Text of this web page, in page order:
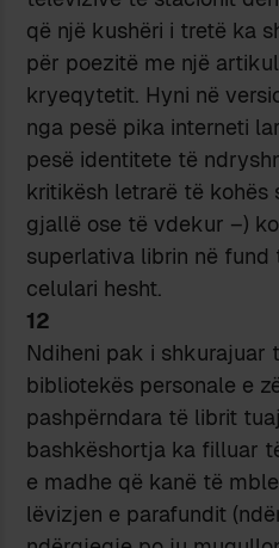
që një kushëri i tretë ka
për poezitë me një
kryeqytetit. Hyni në
nga pesë pika interneti
pesë identitete të
kritikësh letrarë të kohës
gjallë ose të vdekur –)
superlativa librin në
celulari hesht.
12
Ndiheni pak i shkurajuar
bibliotekës personale e
pashpërndara të librit
bashkëshortja ka filluar
e madhe që kanë të
lëvizjen e parafundit